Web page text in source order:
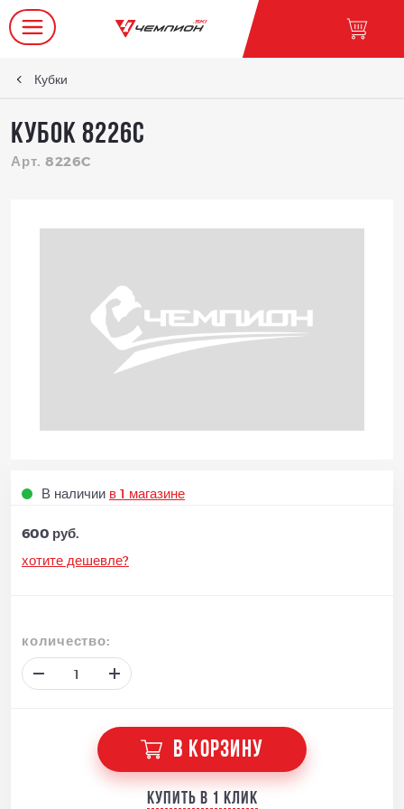
Кубки
КУБОК 8226C
Арт. 8226C
В наличии в 1 магазине
600 руб.
хотите дешевле?
количество:
В КОРЗИНУ
Купить в 1 клик